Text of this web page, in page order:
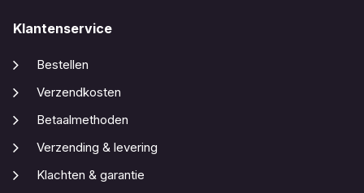
Klantenservice
Bestellen
Verzendkosten
Betaalmethoden
Verzending & levering
Klachten & garantie